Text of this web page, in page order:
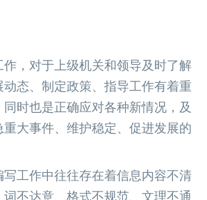
，对于上级机关和领导及时了解
态、制定政策、指导工作有着重
时也是正确应对各种新情况，及
重大事件、维护稳定、促进发展的
工作中往往存在着信息内容不清
不达意、格式不规范、文理不通